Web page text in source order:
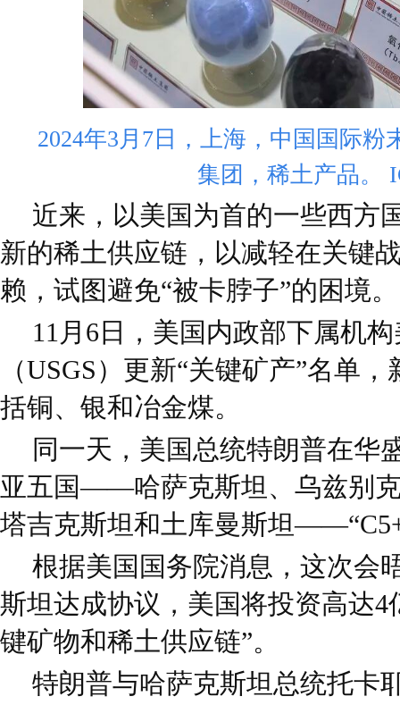
2024年3月7日，上海，中国国际
集团，稀土产品。
近来，以美国为首的一些西方
新的稀土供应链，以减轻在关键
赖，试图避免“被卡脖子”的困境。
11月6日，美国内政部下属机
（USGS）更新“关键矿产”名单
括铜、银和冶金煤。
同一天，美国总统特朗普在华
亚五国——哈萨克斯坦、乌兹别
塔吉克斯坦和土库曼斯坦
根据美国国务院消息，这次会
斯坦达成协议，美国将投资高达4
键矿物和稀土供应链”。
特朗普与哈萨克斯坦总统托卡